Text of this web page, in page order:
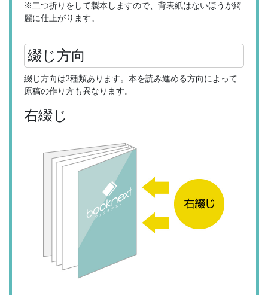
※二つ折りをして製本しますので、背表紙はないほうが綺
麗に仕上がります。
綴じ方向
綴じ方向は2種類あります。本を読み進める方向によって
原稿の作り方も異なります。
右綴じ